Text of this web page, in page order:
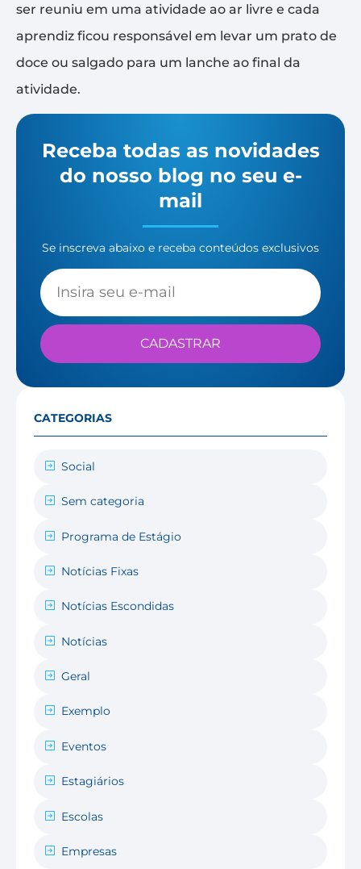
ser reuniu em uma atividade ao ar livre e cada
aprendiz ficou responsável em levar um prato de
doce ou salgado para um lanche ao final da
atividade.
Receba todas as novidades
do nosso blog no seu e-
mail
Se inscreva abaixo e receba conteúdos exclusivos
CADASTRAR
CATEGORIAS
Social
Sem categoria
Programa de Estágio
Notícias Fixas
Notícias Escondidas
Notícias
Geral
Exemplo
Eventos
Estagiários
Escolas
Empresas